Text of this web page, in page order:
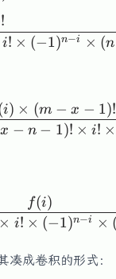
x-1)!}{(m+x-
i! × (−1)n−i × (n
x − n − 1)! × i! ×
i) × (m − x − 1)!
x-
× i! × (−1)n−i ×
f(i)
成卷积的形式：